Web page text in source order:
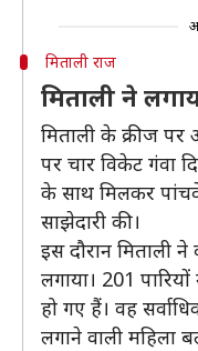
मिताली राज
मिताली ने
मिताली के क्रीज
पर चार विकेट गंवा
के साथ मिलकर
साझेदारी की।
इस दौरान मिताली
लगाया। 201
हो गए हैं। वह
लगाने वाली महिला